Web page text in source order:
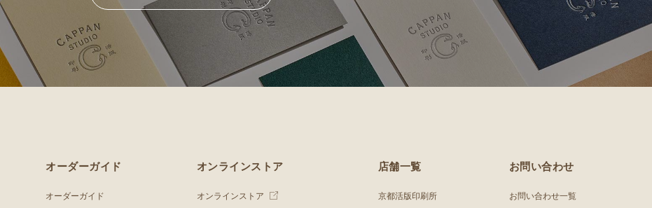
オーダーガイド
オーダーガイド
オンラインストア
オンラインストア
店舗一覧
京都活版印刷所
お問い合わせ
お問い合わせ一覧